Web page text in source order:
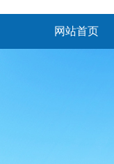
网站首页